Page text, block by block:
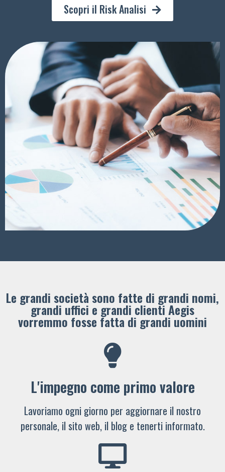
Scopri il Risk Analisi
Le grandi società sono fatte di grandi nomi,
grandi uffici e grandi clienti ​Aegis
vorremmo fosse fatta di grandi uomini
L'impegno come primo valore
Lavoriamo ogni giorno per aggiornare il nostro
personale, il sito web, il blog e tenerti informato.